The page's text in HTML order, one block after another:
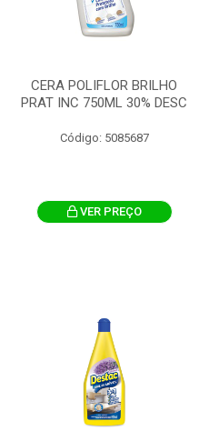
CERA POLIFLOR BRILHO
PRAT INC 750ML 30% DESC
Código: 5085687
VER PREÇO